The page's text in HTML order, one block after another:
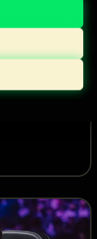
de famille,
particulier :
l'esport.